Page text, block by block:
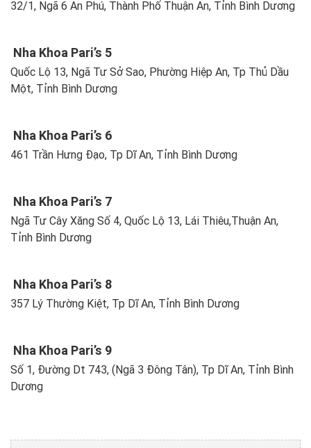
32/1, Ngã 6 An Phú, Thành Phố Thuận An, Tỉnh Bình Dương
Nha Khoa Pari’s 5
Quốc Lộ 13, Ngã Tư Sở Sao, Phường Hiệp An, Tp Thủ Dầu
Một, Tỉnh Bình Dương
Nha Khoa Pari’s 6
461 Trần Hưng Đạo, Tp Dĩ An, Tỉnh Bình Dương
Nha Khoa Pari’s 7
Ngã Tư Cây Xăng Số 4, Quốc Lộ 13, Lái Thiêu,Thuận An,
Tỉnh Bình Dương
Nha Khoa Pari’s 8
357 Lý Thường Kiệt, Tp Dĩ An, Tỉnh Bình Dương
Nha Khoa Pari’s 9
Số 1, Đường Dt 743, (Ngã 3 Đông Tân), Tp Dĩ An, Tỉnh Bình
Dương